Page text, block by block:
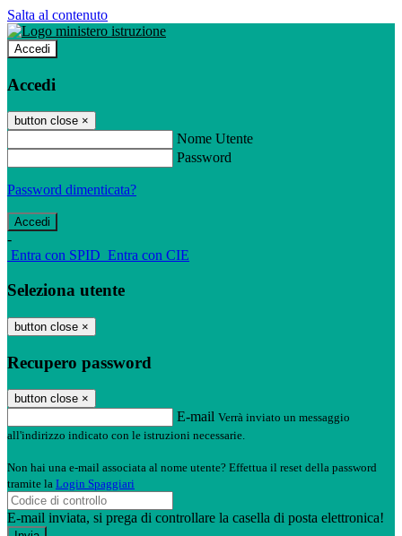
Salta al contenuto
Accedi
Accedi
button close ×
Nome Utente
Password
Password dimenticata?
-
Entra con SPID Entra con CIE
Seleziona utente
button close ×
Recupero password
button close ×
E-mail Verrà inviato un messaggio
all'indirizzo indicato con le istruzioni necessarie.
Non hai una e-mail associata al nome utente? Effettua il reset della password
tramite la Login Spaggiari
E-mail inviata, si prega di controllare la casella di posta elettronica!